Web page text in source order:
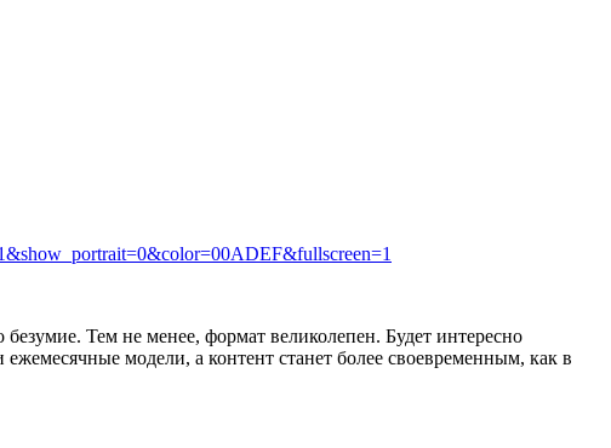
Тем не менее, формат великолепен. Будет интересно
модели, а контент станет более своевременным, как в